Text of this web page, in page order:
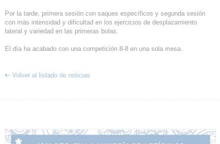
Por la tarde, primera sesión con saques específicos y segunda sesión
con más intensidad y dificultad en los ejercicios de desplazamiento
lateral y variedad en las primeras bolas.
El día ha acabado con una competición 8-8 en una sola mesa.
Volver al listado de noticias